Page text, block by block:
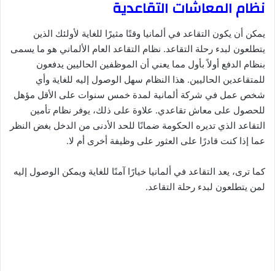
نظام المعاشات التقاعدية
يمكن أن يكون التقاعد في ألمانيا وقتًا مثيرًا للغاية لأولئك الذين
يتطلعون لبدء رحلة التقاعد. نظام التقاعد العام الألماني هو ما يسمى
بنظام الدفع أولاً بأول مما يعني أن الموظفين الحاليين يدفعون
للمتقاعدين الحاليين. هذا النظام سهل الوصول إليه للغاية وأي
شخص عمل في شركة ألمانية لمدة خمس سنوات على الأقل مؤهل
للحصول على معاش تقاعدي. علاوة على ذلك، يوفر نظام تأمين
التقاعد الذي تديره الحكومة ضمانًا للحد الأدنى من الدخل بغض النظر
عما إذا كنت قادرًا على العثور على وظيفة أخرى أم لا.
كما ترى، يعد التقاعد في ألمانيا خيارًا آمنًا للغاية ويمكن الوصول إليه
لمن يتطلعون لبدء رحلة التقاعد.